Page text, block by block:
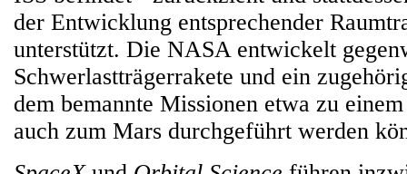
der Entwicklung entsprechender
unterstützt. Die NASA entwickelt
Schwerlastträgerrakete und ein
dem bemannte Missionen etwa zu
auch zum Mars durchgeführt werden